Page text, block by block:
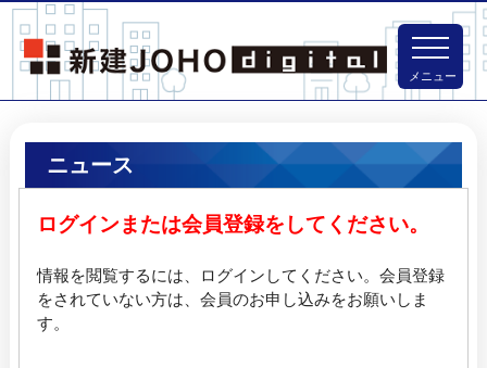
メニュー
ニュース
ログインまたは会員登録をしてください。
情報を閲覧するには、ログインしてください。 会員登録
をされていない方は、会員のお申し込みをお願いしま
す。